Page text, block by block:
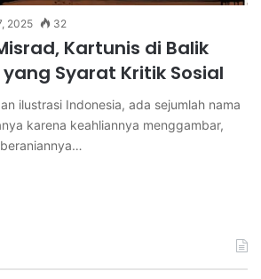
2025 32
Kartunis di Balik
Syarat Kritik Sosial
ilustrasi Indonesia, ada sejumlah nama
karena keahliannya menggambar,